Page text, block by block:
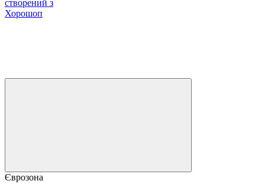
створений з
Хорошоп
Єврозона